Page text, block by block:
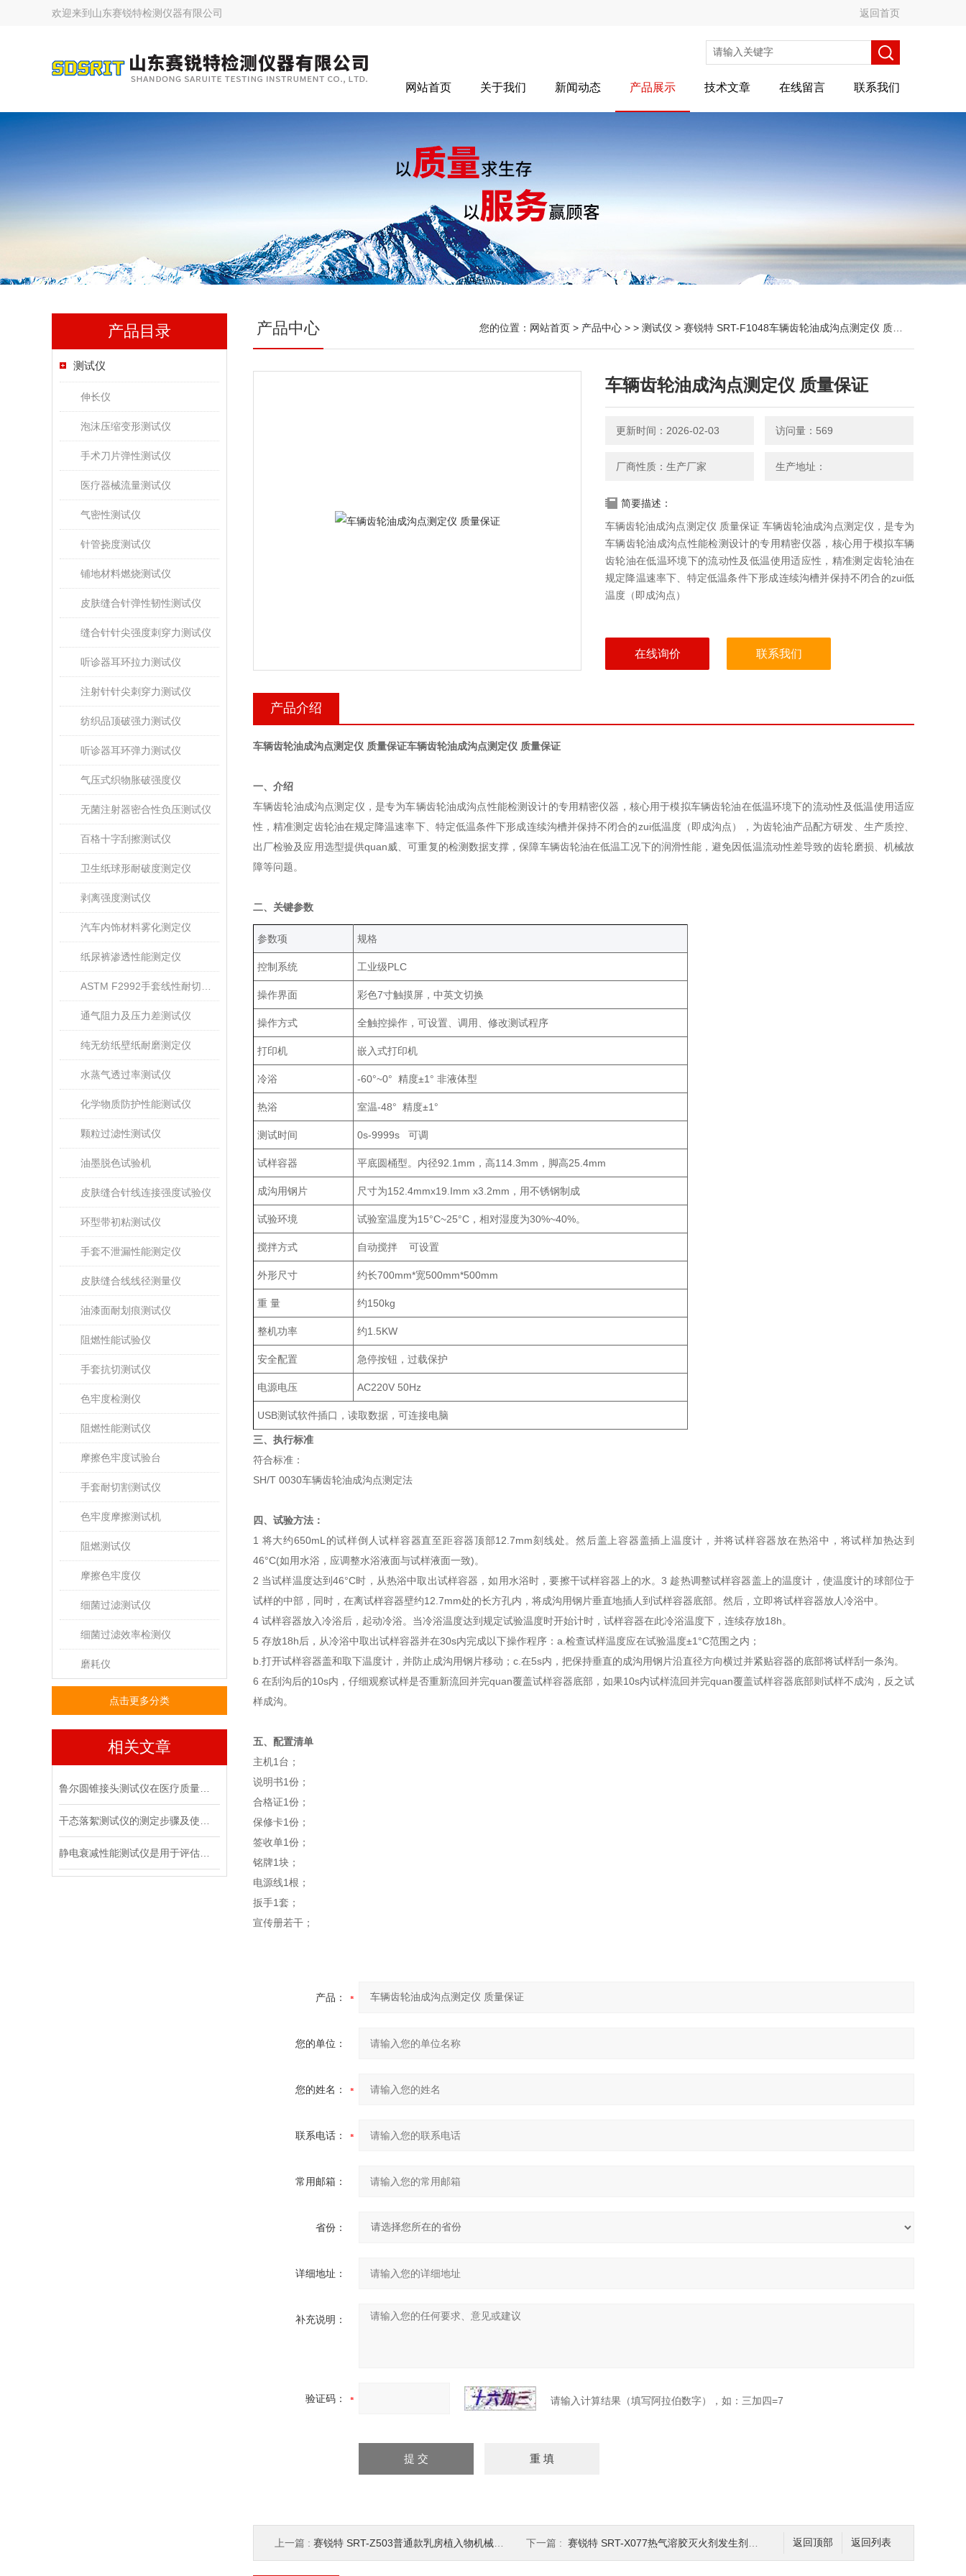
欢迎来到 山东赛锐特检测仪器有限公司 返回首页
网站首页 关于我们 新闻动态 产品展示 技术文章 在线留言 联系我们
产品目录
测试仪
伸长仪
泡沫压缩变形测试仪
手术刀片弹性测试仪
医疗器械流量测试仪
气密性测试仪
针管挠度测试仪
铺地材料燃烧测试仪
皮肤缝合针弹性韧性测试仪
缝合针针尖强度刺穿力测试仪
听诊器耳环拉力测试仪
注射针针尖刺穿力测试仪
纺织品顶破强力测试仪
听诊器耳环弹力测试仪
气压式织物胀破强度仪
无菌注射器密合性负压测试仪
百格十字刮擦测试仪
卫生纸球形耐破度测定仪
剥离强度测试仪
汽车内饰材料雾化测定仪
纸尿裤渗透性能测定仪
通气阻力及压力差测试仪
纯无纺纸壁纸耐磨测定仪
水蒸气透过率测试仪
化学物质防护性能测试仪
颗粒过滤性测试仪
油墨脱色试验机
皮肤缝合针线连接强度试验仪
环型带初粘测试仪
手套不泄漏性能测定仪
皮肤缝合线线径测量仪
油漆面耐划痕测试仪
阻燃性能试验仪
手套抗切测试仪
色牢度检测仪
阻燃性能测试仪
摩擦色牢度试验台
手套耐切割测试仪
色牢度摩擦测试机
阻燃测试仪
摩擦色牢度仪
细菌过滤测试仪
细菌过滤效率检测仪
磨耗仪
点击更多分类
相关文章
产品中心 您的位置： 网站首页 > 产品中心 > > 测试仪 > 赛锐特 SRT-F1048车辆齿轮油成沟点测定仪 质量保证
车辆齿轮油成沟点测定仪 质量保证
更新时间：2026-02-03 访问量：569
厂商性质：生产厂家 生产地址：
简要描述：
车辆齿轮油成沟点测定仪 质量保证 车辆齿轮油成沟点测定仪，是专为
车辆齿轮油成沟点性能检测设计的专用精密仪器，核心用于模拟车辆
齿轮油在低温环境下的流动性及低温使用适应性，精准测定齿轮油在
规定降温速率下、特定低温条件下形成连续沟槽并保持不闭合的zui低
温度（即成沟点）
在线询价 联系我们
产品介绍
车辆齿轮油成沟点测定仪 质量保证车辆齿轮油成沟点测定仪 质量保证
‌一、介绍‌
车辆齿轮油成沟点测定仪，是专为车辆齿轮油成沟点性能检测设计的专用精密仪器，核心用于模拟车辆齿轮油在低温环境下的流动性及低温使用适应
性，精准测定齿轮油在规定降温速率下、特定低温条件下形成连续沟槽并保持不闭合的zui低温度（即成沟点），为齿轮油产品配方研发、生产质控、
出厂检验及应用选型提供quan威、可重复的检测数据支撑，保障车辆齿轮油在低温工况下的润滑性能，避免因低温流动性差导致的齿轮磨损、机械故
障等问题。
‌二、关键参数‌
‌参数项‌ 规格‌
控制系统 工业级PLC
操作界面 彩色7寸触摸屏，中英文切换
操作方式 全触控操作，可设置、调用、修改测试程序
打印机 嵌入式打印机
冷浴 -60°~0° 精度±1° 非液体型
热浴 室温-48° 精度±1°
测试时间 0s-9999s 可调
试样容器 平底圆桶型。内径92.1mm，高114.3mm，脚高25.4mm
成沟用钢片 尺寸为152.4mmx19.Imm x3.2mm，用不锈钢制成
试验环境 试验室温度为15°C~25°C，相对湿度为30%~40%。
搅拌方式 自动搅拌 可设置
外形尺寸 约长700mm*宽500mm*500mm
重 量 约150kg
整机功率 约1.5KW
安全配置 急停按钮，过载保护
电源电压 AC220V 50Hz
USB测试软件插口，读取数据，可连接电脑
三、执行标准‌
符合标准：
SH/T 0030车辆齿轮油成沟点测定法
四、试验方法：
1 将大约650mL的试样倒人试样容器直至距容器顶部12.7mm刻线处。然后盖上容器盖插上温度计，并将试样容器放在热浴中，将试样加热达到
46°C(如用水浴，应调整水浴液面与试样液面一致)。
2 当试样温度达到46°C时，从热浴中取出试样容器，如用水浴时，要擦干试样容器上的水。3 趁热调整试样容器盖上的温度计，使温度计的球部位于
试样的中部，同时，在离试样容器壁约12.7mm处的长方孔内，将成沟用钢片垂直地插人到试样容器底部。然后，立即将试样容器放人冷浴中。
4 试样容器放入冷浴后，起动冷浴。当冷浴温度达到规定试验温度时开始计时，试样容器在此冷浴温度下，连续存放18h。
5 存放18h后，从冷浴中取出试样容器并在30s内完成以下操作程序：a.检查试样温度应在试验温度±1°C范围之内；
b.打开试样容器盖和取下温度计，并防止成沟用钢片移动；c.在5s内，把保持垂直的成沟用钢片沿直径方向横过并紧贴容器的底部将试样刮一条沟。
6 在刮沟后的10s内，仔细观察试样是否重新流回并完quan覆盖试样容器底部，如果10s内试样流回并完quan覆盖试样容器底部则试样不成沟，反之试
样成沟。
五、配置清单
主机1台；
说明书1份；
合格证1份；
保修卡1份；
签收单1份；
铭牌1块；
电源线1根；
扳手1套；
宣传册若干；
产品：
您的单位：
您的姓名：
联系电话：
常用邮箱：
省份：
详细地址：
补充说明：
验证码： 请输入计算结果（填写阿拉伯数字），如：三加四=7
返回列表
返回顶部
上一篇 : 赛锐特 SRT-Z503普通款乳房植入物机械性能测试仪 技术标准 下一篇 : 赛锐特 SRT-X077热气溶胶灭火剂发生剂撞击感度测试仪 测试